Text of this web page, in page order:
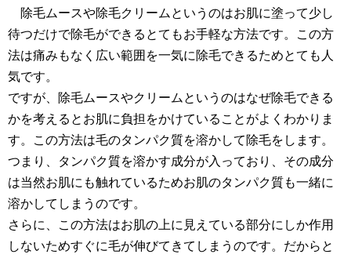
除毛ムースや除毛クリームというのはお肌に塗って少し
待つだけで除毛ができるとてもお手軽な方法です。この方
法は痛みもなく広い範囲を一気に除毛できるためとても人
気です。
ですが、除毛ムースやクリームというのはなぜ除毛できる
かを考えるとお肌に負担をかけていることがよくわかりま
す。この方法は毛のタンパク質を溶かして除毛をします。
つまり、タンパク質を溶かす成分が入っており、その成分
は当然お肌にも触れているためお肌のタンパク質も一緒に
溶かしてしまうのです。
さらに、この方法はお肌の上に見えている部分にしか作用
しないためすぐに毛が伸びてきてしまうのです。だからと